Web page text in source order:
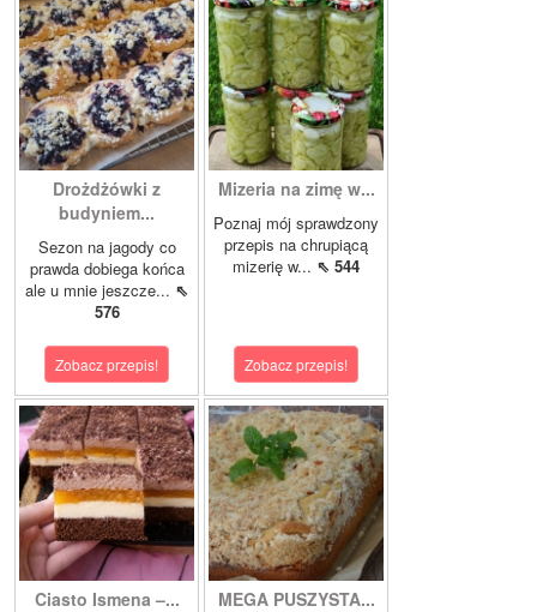
Drożdżówki z
budyniem...
Sezon na jagody co
prawda dobiega końca
ale u mnie jeszcze... ⇖
576
Zobacz przepis!
Mizeria na zimę w...
Poznaj mój sprawdzony
przepis na chrupiącą
mizerię w... ⇖ 544
Zobacz przepis!
Ciasto Ismena –... MEGA PUSZYSTA...